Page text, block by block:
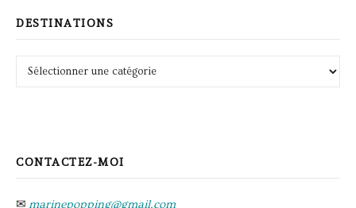
DESTINATIONS
Destinations
CONTACTEZ-MOI
✉ marinepopping@gmail.com